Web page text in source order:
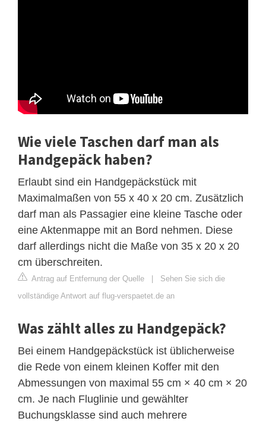
Wie viele Taschen darf man als
Handgepäck haben?
Erlaubt sind ein Handgepäckstück mit
Maximalmaßen von 55 x 40 x 20 cm. Zusätzlich
darf man als Passagier eine kleine Tasche oder
eine Aktenmappe mit an Bord nehmen. Diese
darf allerdings nicht die Maße von 35 x 20 x 20
cm überschreiten.
Antrag auf Entfernung der Quelle | Sehen Sie sich die
vollständige Antwort auf flug-verspaetet.de an
Was zählt alles zu Handgepäck?
Bei einem Handgepäckstück ist üblicherweise
die Rede von einem kleinen Koffer mit den
Abmessungen von maximal 55 cm × 40 cm × 20
cm. Je nach Fluglinie und gewählter
Buchungsklasse sind auch mehrere